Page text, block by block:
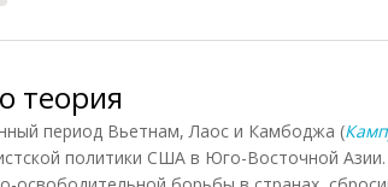
теория
период Вьетнам, Лаос и Камбоджа (
политики США в Юго-Восточной